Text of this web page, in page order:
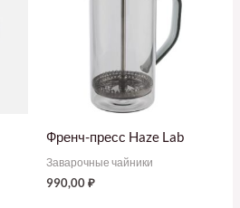
Френч-пресс Haze Lab
Заварочные чайники
990,00₽